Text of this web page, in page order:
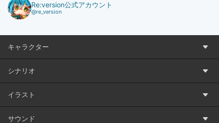
Re:version公式アカウント
@re_version
キャラクター
シナリオ
イラスト
サウンド